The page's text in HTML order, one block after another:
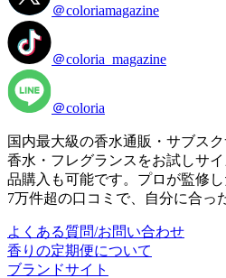
＠coloriamagazine
＠coloria_magazine
＠coloria
国内最大級の香水通販・サブス
香水・フレグランスをお試しサ
品購入も可能です。プロが監修
7万件超の口コミで、自分に合っ
よくある質問/お問い合わせ
香りの定期便について
ブランドサイト